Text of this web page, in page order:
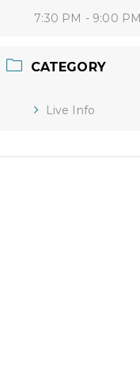
7:30 PM - 9:00 PM
CATEGORY
Live Info